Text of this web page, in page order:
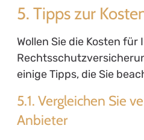
5. Tipps zur
Wollen Sie die Kosten für
einige Tipps, die Sie
5.1. Vergleichen Sie
Anbieter